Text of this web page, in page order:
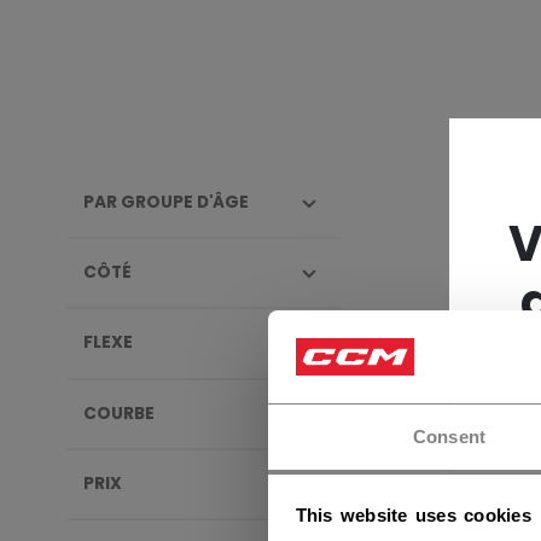
Consent
This website uses cookies
PAR GROUPE D'ÂGE
CÔTÉ
FLEXE
COURBE
PRIX